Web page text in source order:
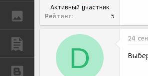
ГАЛЕРЕЯ
ПУБЛИКАЦИИ
БЛОГИ
я
Активный участник
Рейтинг
5
D
24